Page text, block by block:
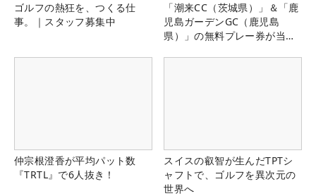
ゴルフの熱狂を、つくる仕
事。｜スタッフ募集中
「潮来CC（茨城県）」＆「鹿
児島ガーデンGC（鹿児島
県）」の無料プレー券が当た
仲宗根澄香が平均パット数
『TRTL』で6人抜き！
スイスの叡智が生んだTPTシ
ャフトで、ゴルフを異次元の
世界へ